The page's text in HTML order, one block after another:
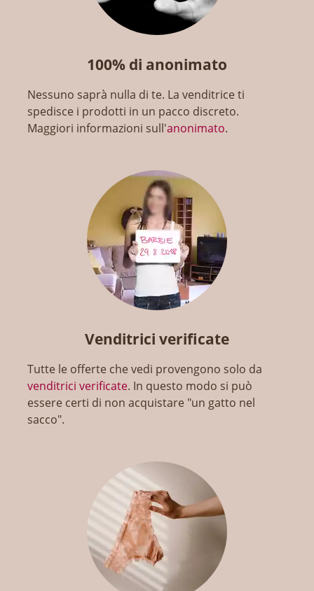
100% di anonimato
Nessuno saprà nulla di te. La venditrice ti
spedisce i prodotti in un pacco discreto.
Maggiori informazioni sull'anonimato.
Venditrici verificate
Tutte le offerte che vedi provengono solo da
venditrici verificate. In questo modo si può
essere certi di non acquistare "un gatto nel
sacco".